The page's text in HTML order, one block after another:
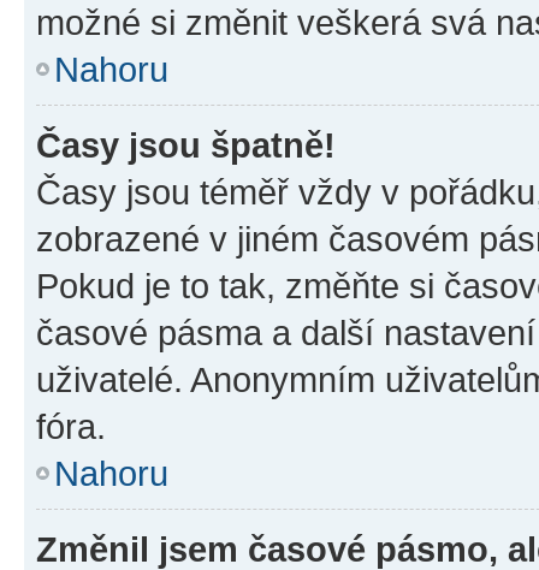
možné si změnit veškerá svá
Nahoru
Časy jsou špatně!
Časy jsou téměř vždy v
zobrazené v jiném časovém
Pokud je to tak, změňte si
časové pásma a další
uživatelé. Anonymním
fóra.
Nahoru
Změnil jsem časové pásmo,